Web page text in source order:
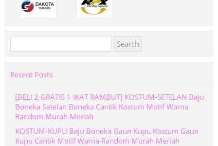
for:
Recent Posts
[BELI 2 GRATIS 1 IKAT RAMBUT] KOSTUM-SETELAN Baju
Boneka Setelan Boneka Cantik Kostum Motif Warna
Random Murah Meriah
KOSTUM-KUPU Baju Boneka Gaun Kupu Kostum Gaun
Kupu Cantik Motif Warna Random Murah Meriah